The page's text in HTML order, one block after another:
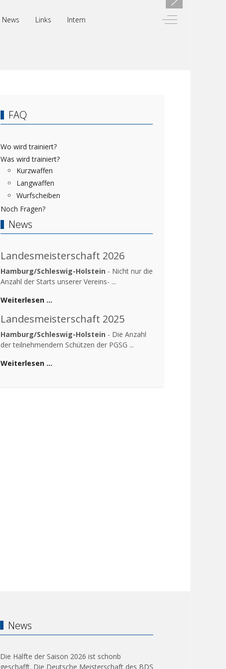
News Links Intern Off-Canvas
FAQ
Wo wird trainiert?
Was wird trainiert?
Kurzwaffen
Langwaffen
Wurfscheiben
Noch Fragen?
News
Landesmeisterschaft 2026
Hamburg/Schleswig-Holstein - Nicht nur die
Anzahl der Starts unserer Vereins- ...
Weiterlesen …
Landesmeisterschaft 2025
Hamburg/Schleswig-Holstein - Die Anzahl
der teilnehmendern Schützen der PGSG ...
Weiterlesen …
News
Die Hälfte der Saison 2026 ist schonb
geschafft. Die Deutsche Meisterschaft des BDS